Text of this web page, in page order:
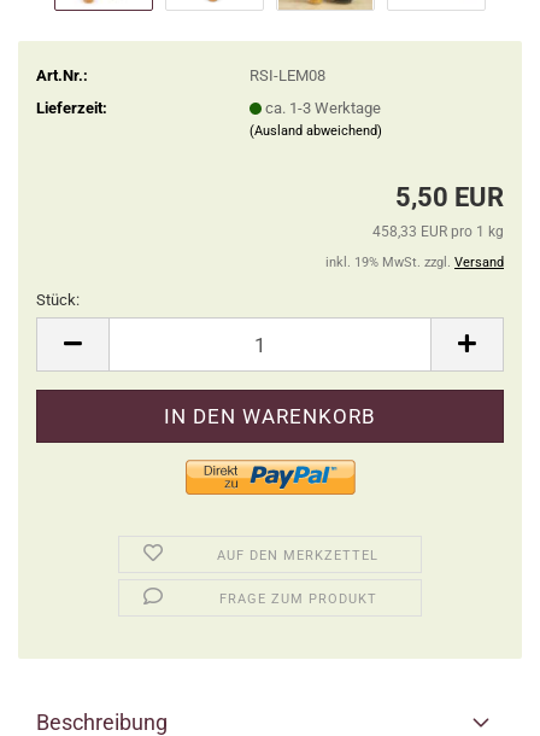
Art.Nr.:
RSI-LEM08
Lieferzeit:
ca. 1-3 Werktage
(Ausland abweichend)
5,50 EUR
458,33 EUR pro 1 kg
inkl. 19% MwSt. zzgl. Versand
Stück:
AUF DEN MERKZETTEL
FRAGE ZUM PRODUKT
Beschreibung